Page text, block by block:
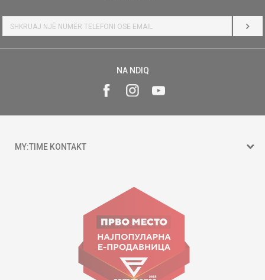
HYR
NA NDIQ
MY:TIME KONTAKT
Goce Nikolovski 74 Shkup
contact@mytime.mk
Orari i punës:
09:00 - 17:00